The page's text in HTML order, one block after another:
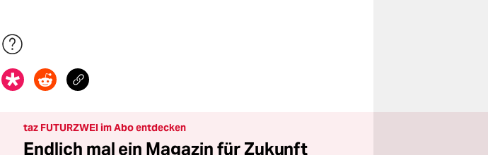
taz FUTURZWEI im Abo entdecken
Endlich mal ein Magazin für Zukunft